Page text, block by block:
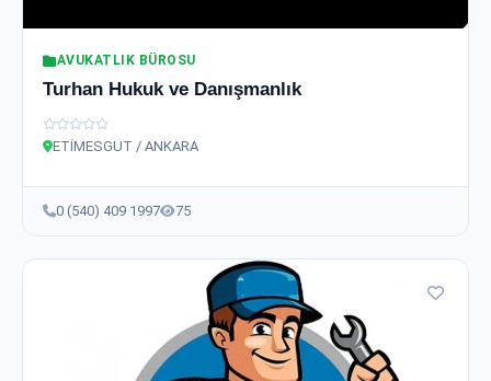
AVUKATLIK BÜROSU
Turhan Hukuk ve Danışmanlık
ETİMESGUT / ANKARA
0 (540) 409 1997 75